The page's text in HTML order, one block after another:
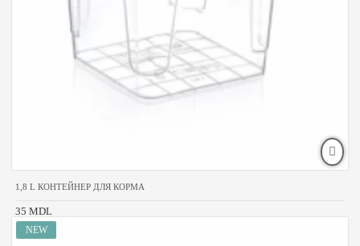
1,8 L КОНТЕЙНЕР ДЛЯ КОРМА
35 MDL